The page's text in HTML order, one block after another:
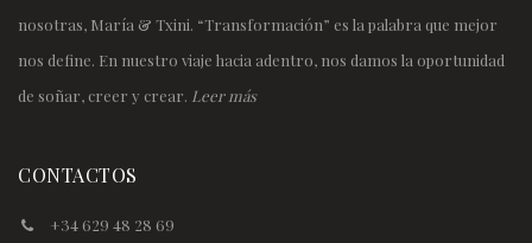
nosotras, María & Txini. “Transformación” es la palabra que mejor
nos define. En nuestro viaje hacia adentro, nos damos la oportunidad
de soñar, creer y crear. Leer más
CONTACTOS
+34 629 48 28 69